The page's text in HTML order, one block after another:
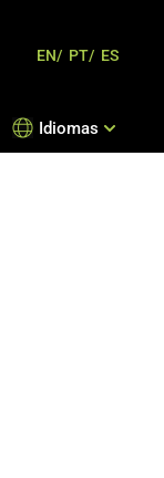
Idiomas
EN/ PT/ ES